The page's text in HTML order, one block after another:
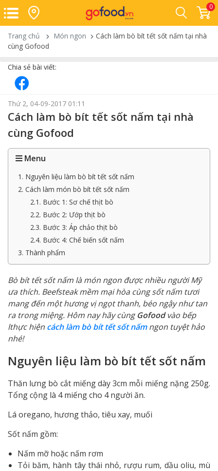
0
Trang chủ Món ngon
Cách làm bò bít tết sốt nấm tại nhà
cùng Gofood
Chia sẻ bài viết:
Thứ 2, 04-09-2017 01:11
Cách làm bò bít tết sốt nấm tại nhà
cùng Gofood
Menu
1. Nguyên liệu làm bò bít tết sốt nấm
2. Cách làm món bò bít tết sốt nấm
2.1. Bước 1: Sơ chế thịt bò
2.2. Bước 2: Ướp thịt bò
2.3. Bước 3: Áp chảo thịt bò
2.4. Bước 4: Chế biến sốt nấm
3. Thành phẩm
Bò bít tết sốt nấm là món ngon được nhiều người Mỹ
ưa thích. Beefsteak mềm mại hòa cùng sốt nấm tươi
mang đến một hương vị ngọt thanh, béo ngậy như tan
ra trong miệng. Hôm nay hãy cùngGofoodvào bếp
lthực hiện cách làm bò bít tết sốt nấmngon tuyệt hảo
nhé!
Nguyên liệu làm bò bít tết sốt nấm
Thăn lưng bò cắt miếng dày 3cm mỗi miếng nặng 250g.
Tổng cộng là 4 miếng cho 4 người ăn.
Lá oregano, hương thảo, tiêu xay, muối
Sốt nấm gồm:
Nấm mỡ hoặc nấm rơm
Tỏi băm, hành tây thái nhỏ, rượu rum, dầu oliu, mù